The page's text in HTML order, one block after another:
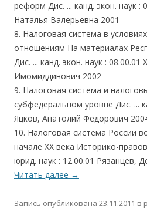
реформ Дис. ... канд. экон. наук :
Наталья Валерьевна 2001
8. Налоговая система в
отношениям На материалах
Дис. ... канд. экон. наук :
Имомиддинович 2002
9. Налоговая система и
субфедеральном уровне Дис. ...
Яцков, Анатолий Федорович
10. Налоговая система России
начале XX века Историко-
юрид. наук : 12.00.01 Рязанцев,
Читать далее →
Запись опубликована 23.11.2011 в